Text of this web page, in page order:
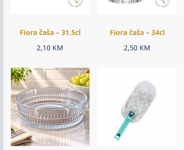
Fiora čaša – 31.5cl
2,10 KM
Fiora čaša – 34cl
2,50 KM